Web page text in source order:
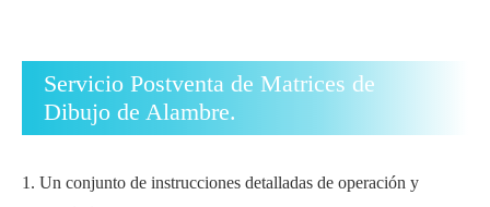
Servicio Postventa de Matrices de
Dibujo de Alambre.
1. Un conjunto de instrucciones detalladas de operación y